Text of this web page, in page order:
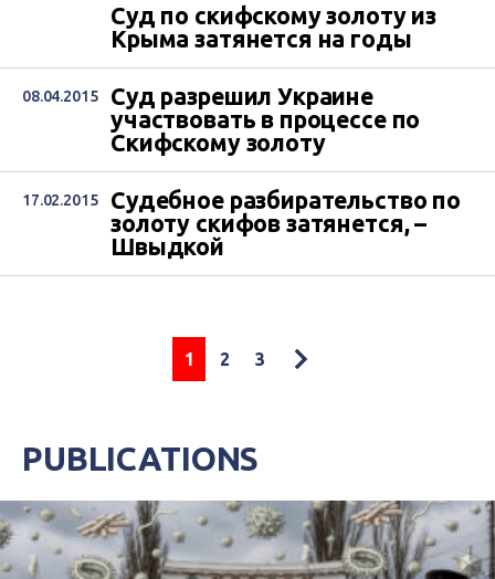
Суд по скифскому золоту из
Крыма затянется на годы
08.04.2015
Суд разрешил Украине
участвовать в процессе по
Скифскому золоту
17.02.2015
Судебное разбирательство по
золоту скифов затянется, –
Швыдкой
1 2 3
PUBLICATIONS